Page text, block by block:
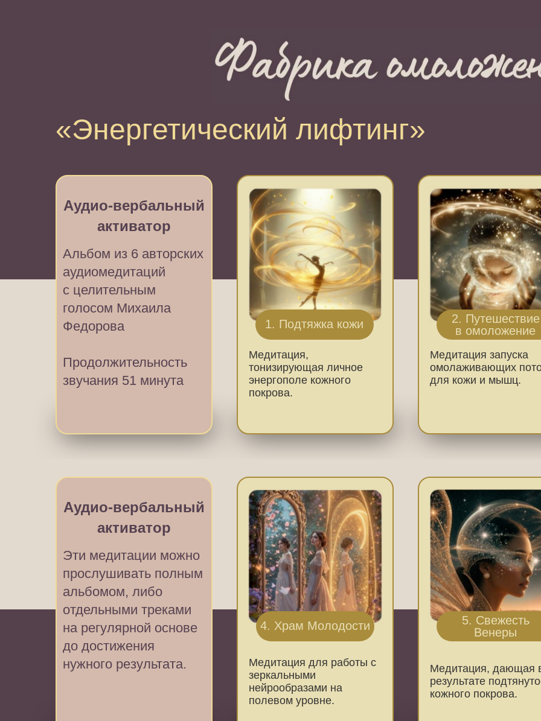
«Энергетический лифтинг»
Аудио-вербальный
активатор
Альбом из 6 авторских
аудиомедитаций
с целительным
голосом Михаила
Федорова
Продолжительность
звучания 51 минута
1. Подтяжка кожи
Медитация,
тонизирующая личное
энергополе кожного
покрова.
2. Путешествие
в омоложение
Медитация запуска
омолаживающих
для кожи и мышц.
Аудио-вербальный
активатор
Эти медитации можно
прослушивать полным
альбомом, либо
отдельными треками
на регулярной основе
до достижения
нужного результата.
4. Храм Молодости
Медитация для работы с
зеркальными
нейрообразами на
полевом уровне.
5. Свежесть
Венеры
Медитация, дающая
результате
кожного покрова.